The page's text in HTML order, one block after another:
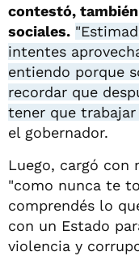
contestó,
sociales.
intentes
entiendo porque
recordar que
tener que
el gobernador.
Luego, cargó con
"como nunca te
comprendés lo
con un Estado
violencia y